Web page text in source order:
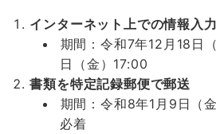
インターネット上での情報入力
期間：令和7年12月18日
日（金）17:00
書類を特定記録郵便で郵送
期間：令和8年1月9日（
必着